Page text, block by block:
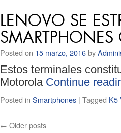
LENOVO SE
Posted on 15 marzo, 2016by
Estos terminales
Motorola Continue
Posted in Smartphones | Tagged K5
← Older posts